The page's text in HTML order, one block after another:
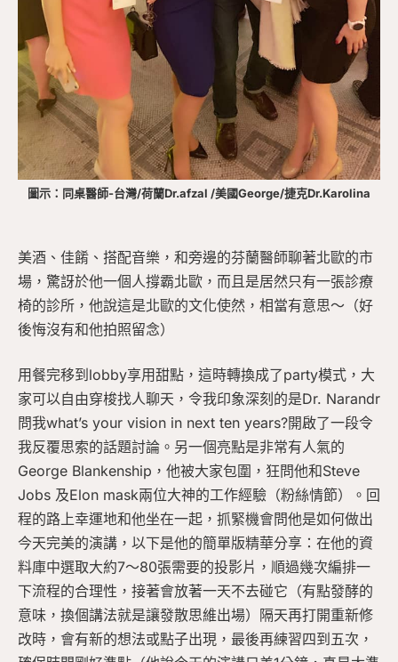
圖示：同桌醫師-台灣/荷蘭Dr.afzal /美國George/捷克Dr.Karolina
美酒、佳餚、搭配音樂，和旁邊的芬蘭醫師聊著北歐的市
場，驚訝於他一個人撐霸北歐，而且是居然只有一張診療
椅的診所，他說這是北歐的文化使然，相當有意思～（好
後悔沒有和他拍照留念）
用餐完移到lobby享用甜點，這時轉換成了party模式，大
家可以自由穿梭找人聊天，令我印象深刻的是Dr. Narandr
問我what’s your vision in next ten years?開啟了一段令
我反覆思索的話題討論。另一個亮點是非常有人氣的
George Blankenship，他被大家包圍，狂問他和Steve
Jobs 及Elon mask兩位大神的工作經驗（粉絲情節）。回
程的路上幸運地和他坐在一起，抓緊機會問他是如何做出
今天完美的演講，以下是他的簡單版精華分享：在他的資
料庫中選取大約7～80張需要的投影片，順過幾次編排一
下流程的合理性，接著會放著一天不去碰它（有點發酵的
意味，換個講法就是讓發散思維出場）隔天再打開重新修
改時，會有新的想法或點子出現，最後再練習四到五次，